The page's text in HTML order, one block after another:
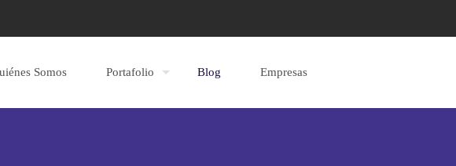
Somos Portafolio Blog Empresas